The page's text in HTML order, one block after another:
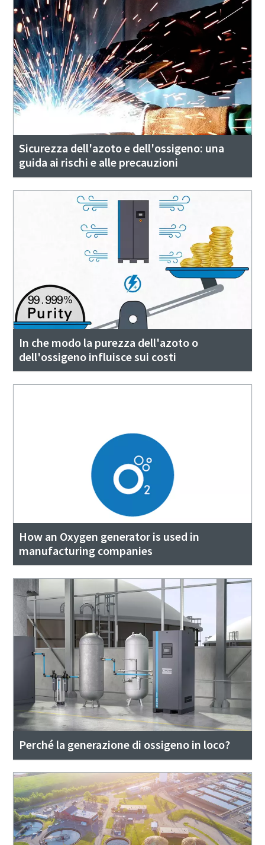
Sicurezza dell'azoto e dell'ossigeno: una
guida ai rischi e alle precauzioni
In che modo la purezza dell'azoto o
dell'ossigeno influisce sui costi
How an Oxygen generator is used in
manufacturing companies
Perché la generazione di ossigeno in loco?